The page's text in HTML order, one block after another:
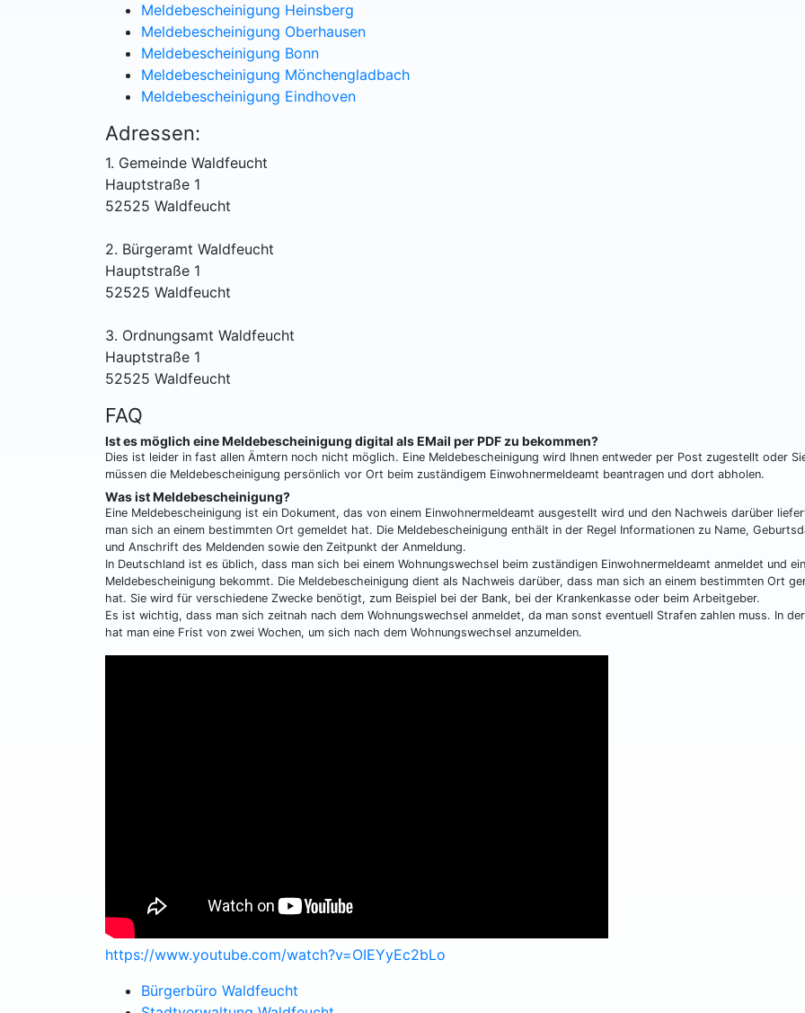
Meldebescheinigung Heinsberg
Meldebescheinigung Oberhausen
Meldebescheinigung Bonn
Meldebescheinigung Mönchengladbach
Meldebescheinigung Eindhoven
Adressen:
1. Gemeinde Waldfeucht
Hauptstraße 1
52525 Waldfeucht
2. Bürgeramt Waldfeucht
Hauptstraße 1
52525 Waldfeucht
3. Ordnungsamt Waldfeucht
Hauptstraße 1
52525 Waldfeucht
FAQ
Ist es möglich eine Meldebescheinigung digital als EMail per PDF zu bekommen?
Dies ist leider in fast allen Ämtern noch nicht möglich. Eine Meldebescheinigung wird Ihnen entweder per Post zugestellt oder
müssen die Meldebescheinigung persönlich vor Ort beim zuständigem Einwohnermeldeamt beantragen und dort abholen.
Was ist Meldebescheinigung?
Eine Meldebescheinigung ist ein Dokument, das von einem Einwohnermeldeamt ausgestellt wird und den Nachweis darüber
man sich an einem bestimmten Ort gemeldet hat. Die Meldebescheinigung enthält in der Regel Informationen zu Name,
und Anschrift des Meldenden sowie den Zeitpunkt der Anmeldung.
In Deutschland ist es üblich, dass man sich bei einem Wohnungswechsel beim zuständigen Einwohnermeldeamt anmeldet und
Meldebescheinigung bekommt. Die Meldebescheinigung dient als Nachweis darüber, dass man sich an einem bestimmten Ort
hat. Sie wird für verschiedene Zwecke benötigt, zum Beispiel bei der Bank, bei der Krankenkasse oder beim Arbeitgeber.
Es ist wichtig, dass man sich zeitnah nach dem Wohnungswechsel anmeldet, da man sonst eventuell Strafen zahlen muss. In der
hat man eine Frist von zwei Wochen, um sich nach dem Wohnungswechsel anzumelden.
https://www.youtube.com/watch?v=OIEYyEc2bLo
Bürgerbüro Waldfeucht